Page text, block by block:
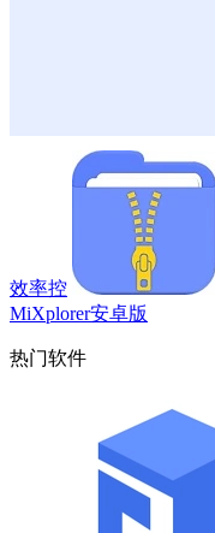
效率控
MiXplorer安卓版
热门软件